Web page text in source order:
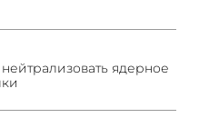
ядерное